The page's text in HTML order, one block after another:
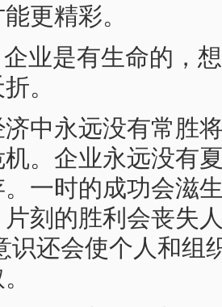
更精彩。
企业是有生命的，
。
中永远没有常胜
机。企业永远没有
一时的成功会滋
刻的胜利会丧失
识还会使个人和组